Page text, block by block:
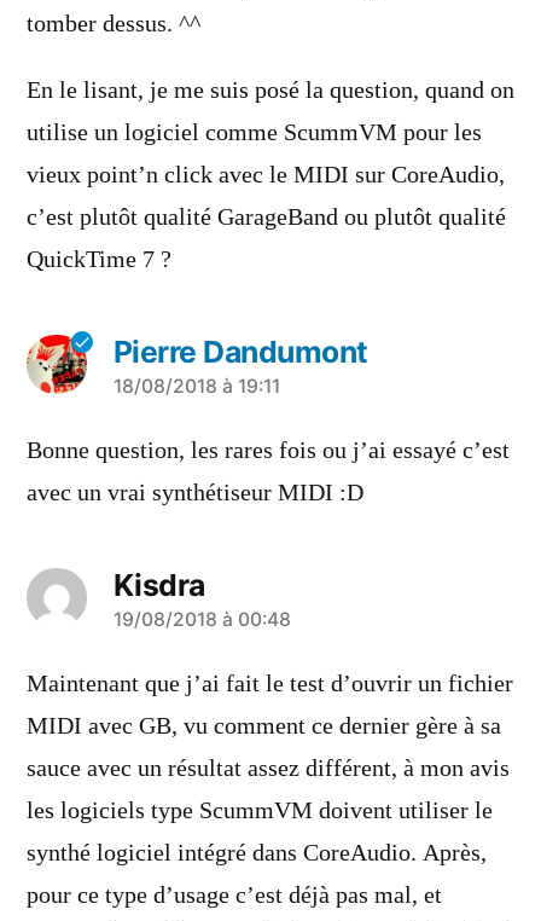
tomber dessus. ^^
En le lisant, je me suis posé la question, quand on
utilise un logiciel comme ScummVM pour les
vieux point’n click avec le MIDI sur CoreAudio,
c’est plutôt qualité GarageBand ou plutôt qualité
QuickTime 7 ?
Pierre Dandumont
a
dit :
18/08/2018 à 19:11
Bonne question, les rares fois ou j’ai essayé c’est
avec un vrai synthétiseur MIDI :D
Kisdra
a
dit :
19/08/2018 à 00:48
Maintenant que j’ai fait le test d’ouvrir un fichier
MIDI avec GB, vu comment ce dernier gère à sa
sauce avec un résultat assez différent, à mon avis
les logiciels type ScummVM doivent utiliser le
synthé logiciel intégré dans CoreAudio. Après,
pour ce type d’usage c’est déjà pas mal, et